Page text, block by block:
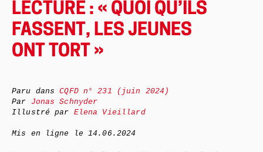
LECTURE : « QUOI QU’ILS
FASSENT, LES JEUNES
ONT TORT »
Paru dansCQFD n° 231 (juin 2024)
Par Jonas Schnyder
Illustré par Elena Vieillard
Mis en ligne le14.06.2024